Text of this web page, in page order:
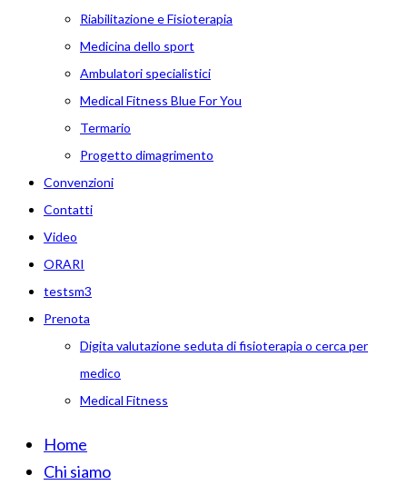
Riabilitazione e Fisioterapia
Medicina dello sport
Ambulatori specialistici
Medical Fitness Blue For You
Termario
Progetto dimagrimento
Convenzioni
Contatti
Video
ORARI
testsm3
Prenota
Digita valutazione seduta di fisioterapia o cerca per
medico
Medical Fitness
Home
Chi siamo